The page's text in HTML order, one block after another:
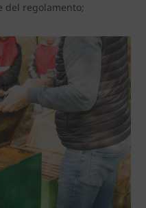
del regolamento;